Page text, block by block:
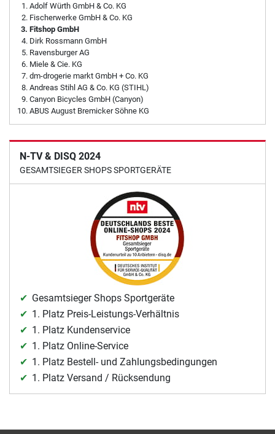
Adolf Würth GmbH & Co. KG
Fischerwerke GmbH & Co. KG
Fitshop GmbH
Dirk Rossmann GmbH
Ravensburger AG
Miele & Cie. KG
dm-drogerie markt GmbH + Co. KG
Andreas Stihl AG & Co. KG (STIHL)
Canyon Bicycles GmbH (Canyon)
ABUS August Bremicker Söhne KG
N-TV & DISQ 2024
GESAMTSIEGER SHOPS SPORTGERÄTE
Gesamtsieger Shops Sportgeräte
1. Platz Preis-Leistungs-Verhältnis
1. Platz Kundenservice
1. Platz Online-Service
1. Platz Bestell- und Zahlungsbedingungen
1. Platz Versand / Rücksendung